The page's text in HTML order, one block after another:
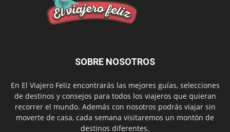
SOBRE NOSOTROS
En El Viajero Feliz encontrarás las mejores guías, selecciones
de destinos y consejos para todos los viajeros que quieran
recorrer el mundo. Además con nosotros podrás viajar sin
moverte de casa, cada semana visitaremos un montón de
destinos diferentes.